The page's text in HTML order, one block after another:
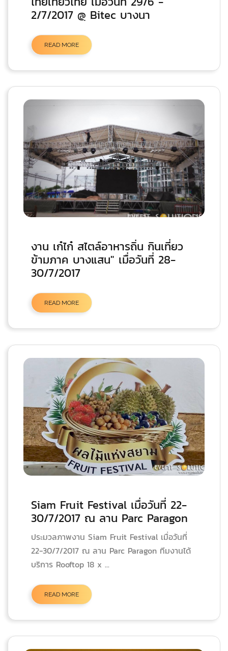
2/7/2017 @ฺ Bitec บางนา
READ MORE
งาน เก๋ไก๋ สไตล์อาหารถิ่น กินเที่ยว
ข้ามภาค บางแสน" เมื่อวันที่ 28-
30/7/2017
READ MORE
Siam Fruit Festival เมื่อวันที่ 22-
30/7/2017 ณ ลาน Parc Paragon
ประมวลภาพงาน Siam Fruit Festival เมื่อวันที่
22-30/7/2017 ณ ลาน Parc Paragon ทีมงานได้
บริการ Rooftop 18 x ...
READ MORE